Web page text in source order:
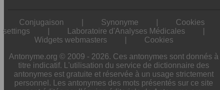
Conjugaison Synonyme
Cookies
settings
Laboratoire d'Analyses Médicales
Widgets webmasters
Cookies
Antonyme.org © 2009 - 2026. Ces antonymes sont donnés à
titre indicatif. L'utilisation du service de dictionnaire des
antonymes est gratuite et réservée à un usage strictement
personnel. Les antonymes des mots présentés sur ce site